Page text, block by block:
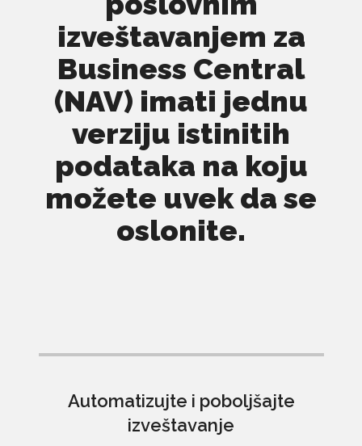
izveštavanjem za
Business Central
(NAV) imati jednu
verziju istinitih
podataka na koju
možete uvek da se
oslonite.
Automatizujte i poboljšajte
izveštavanje